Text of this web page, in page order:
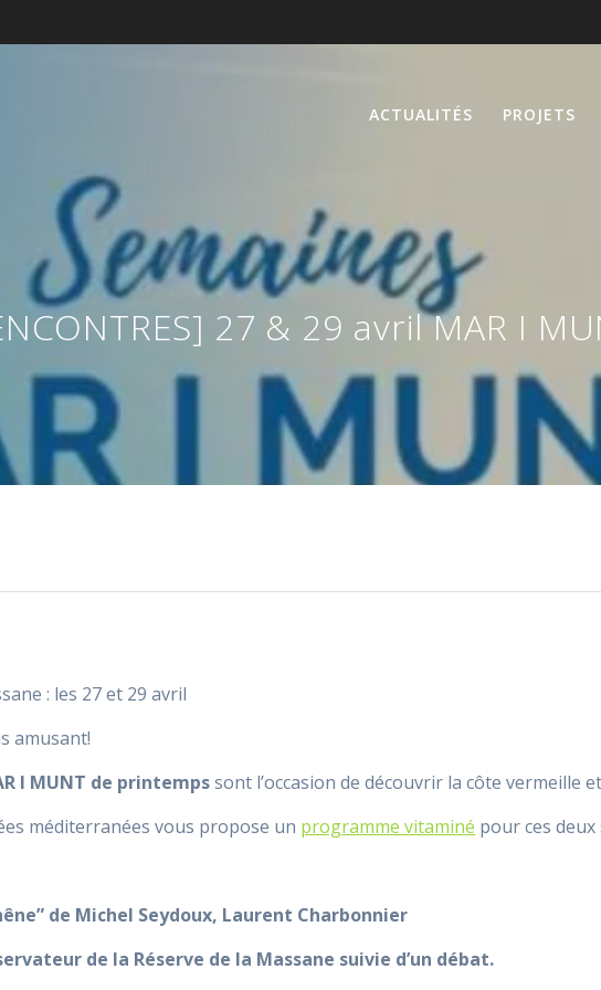
ACTUALITÉS PROJETS
27 & 29 avril MAR I
: les 27 et 29 avril
amusant!
I MUNT de printempssont l’occasion de découvrir la côte vermeille
méditerranées vous propose un programme vitaminé pour ces deux
de Michel Seydoux, Laurent Charbonnier
de la Réserve de la Massane suivie d’un débat.